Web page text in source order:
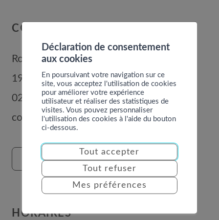
COMMUNE DE NENDAZ
Route de Nendaz 352
1996
Basse-Nendaz
027 289 56 00
commune@nendaz.org
FORMULAIRE DE CONTACT
HORAIRES
Déclaration de consentement
aux cookies
En poursuivant votre navigation sur ce
site, vous acceptez l'utilisation de cookies
pour améliorer votre expérience
utilisateur et réaliser des statistiques de
visites. Vous pouvez personnaliser
l'utilisation des cookies à l'aide du bouton
ci-dessous.
Tout accepter
Tout refuser
Mes préférences